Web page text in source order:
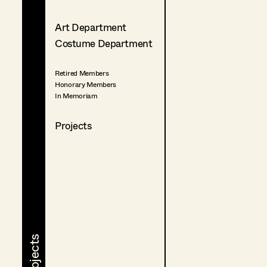
Art Department
Costume Department
Retired Members
Honorary Members
In Memoriam
Projects